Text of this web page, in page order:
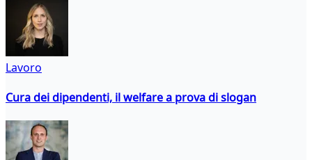
Lavoro
Cura dei dipendenti, il welfare a prova di slogan